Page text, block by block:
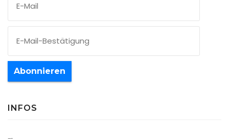
Abonnieren
INFOS